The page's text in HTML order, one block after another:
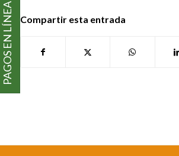
Compartir esta entrada
PAGOS EN LÍNEA